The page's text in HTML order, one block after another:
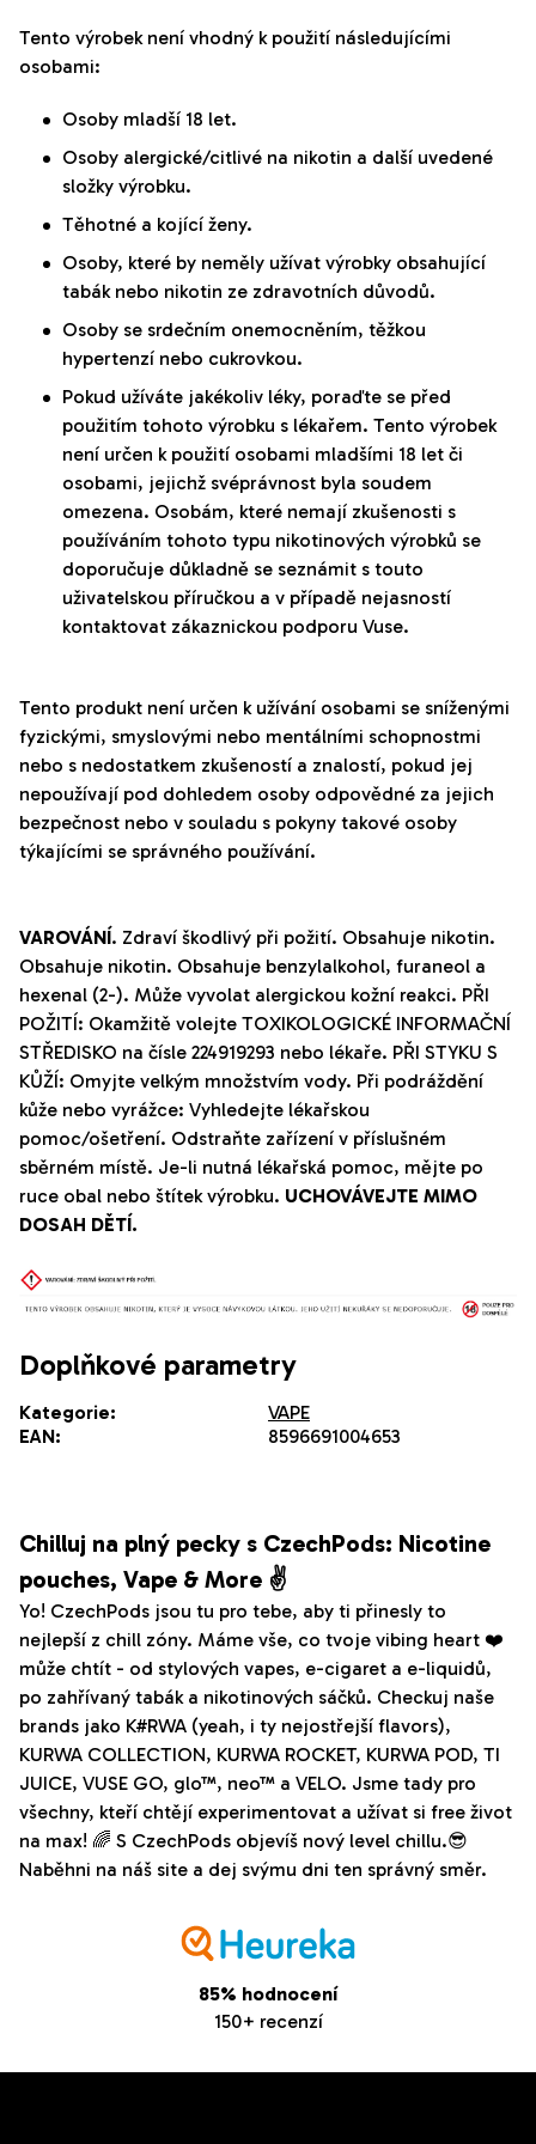
Tento výrobek není vhodný k použití následujícími
osobami:
Osoby mladší 18 let.
Osoby alergické/citlivé na nikotin a další uvedené
složky výrobku.
Těhotné a kojící ženy.
Osoby, které by neměly užívat výrobky obsahující
tabák nebo nikotin ze zdravotních důvodů.
Osoby se srdečním onemocněním, těžkou
hypertenzí nebo cukrovkou.
Pokud užíváte jakékoliv léky, poraďte se před
použitím tohoto výrobku s lékařem. Tento výrobek
není určen k použití osobami mladšími 18 let či
osobami, jejichž svéprávnost byla soudem
omezena. Osobám, které nemají zkušenosti s
používáním tohoto typu nikotinových výrobků se
doporučuje důkladně se seznámit s touto
uživatelskou příručkou a v případě nejasností
kontaktovat zákaznickou podporu Vuse.
Tento produkt není určen k užívání osobami se sníženými
fyzickými, smyslovými nebo mentálními schopnostmi
nebo s nedostatkem zkušeností a znalostí, pokud jej
nepoužívají pod dohledem osoby odpovědné za jejich
bezpečnost nebo v souladu s pokyny takové osoby
týkajícími se správného používání.
VAROVÁNÍ. Zdraví škodlivý při požití. Obsahuje nikotin.
Obsahuje nikotin. Obsahuje benzylalkohol, furaneol a
hexenal (2-). Může vyvolat alergickou kožní reakci. PŘI
POŽITÍ: Okamžitě volejte TOXIKOLOGICKÉ INFORMAČNÍ
STŘEDISKO na čísle 224919293 nebo lékaře. PŘI STYKU S
KŮŽÍ: Omyjte velkým množstvím vody. Při podráždění
kůže nebo vyrážce: Vyhledejte lékařskou
pomoc/ošetření. Odstraňte zařízení v příslušném
sběrném místě. Je-li nutná lékařská pomoc, mějte po
ruce obal nebo štítek výrobku. UCHOVÁVEJTE MIMO
DOSAH DĚTÍ.
Doplňkové parametry
Kategorie:
VAPE
EAN: 8596691004653
Chilluj na plný pecky s CzechPods: Nicotine
pouches, Vape & More ✌️
Yo! CzechPods jsou tu pro tebe, aby ti přinesly to
nejlepší z chill zóny. Máme vše, co tvoje vibing heart ❤️
může chtít - od stylových vapes, e-cigaret a e-liquidů,
po zahřívaný tabák a nikotinových sáčků. Checkuj naše
brands jako K#RWA (yeah, i ty nejostřejší flavors),
KURWA COLLECTION, KURWA ROCKET, KURWA POD, TI
JUICE, VUSE GO, glo™, neo™ a VELO. Jsme tady pro
všechny, kteří chtějí experimentovat a užívat si free život
na max! 🌈 S CzechPods objevíš nový level chillu.😎
Naběhni na náš site a dej svýmu dni ten správný směr.
85% hodnocení
150+ recenzí